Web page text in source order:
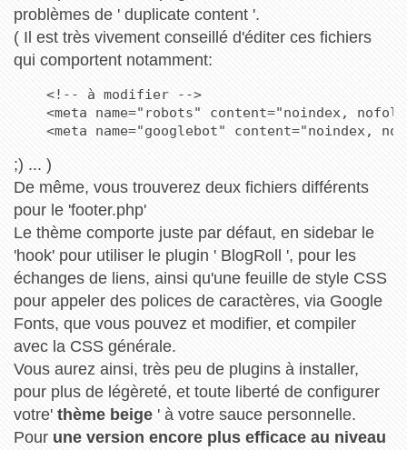
problèmes de ' duplicate content '.
( Il est très vivement conseillé d'éditer ces fichiers
qui comportent notamment:
<!-- à modifier -->
<meta name="robots" content="noindex,
<meta name="googlebot" content="noindex,
;) ... )
De même, vous trouverez deux fichiers différents
pour le 'footer.php'
Le thème comporte juste par défaut, en sidebar le
'hook' pour utiliser le plugin ' BlogRoll ', pour les
échanges de liens, ainsi qu'une feuille de style CSS
pour appeler des polices de caractères, via Google
Fonts, que vous pouvez et modifier, et compiler
avec la CSS générale.
Vous aurez ainsi, très peu de plugins à installer,
pour plus de légèreté, et toute liberté de configurer
votre' thème beige' à votre sauce personnelle.
Pour une version encore plus efficace au niveau